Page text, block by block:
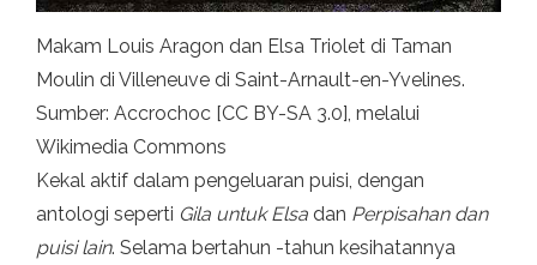
Makam Louis Aragon dan Elsa Triolet di Taman
Moulin di Villeneuve di Saint-Arnault-en-Yvelines.
Sumber: Accrochoc [CC BY-SA 3.0], melalui
Wikimedia Commons
Kekal aktif dalam pengeluaran puisi, dengan
antologi seperti Gila untuk Elsa dan Perpisahan dan
puisi lain. Selama bertahun -tahun kesihatannya